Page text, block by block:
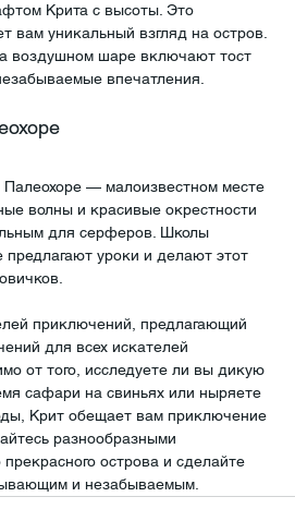
Крита с высоты. Это
вам уникальный взгляд на остров.
воздушном шаре включают тост
впечатления.
— малоизвестном месте
волны и красивые окрестности
для серферов. Школы
предлагают уроки и делают этот
приключений, предлагающий
для всех искателей
от того, исследуете ли вы дикую
сафари на свиньях или ныряете
Крит обещает вам приключение
разнообразными
прекрасного острова и сделайте
и незабываемым.